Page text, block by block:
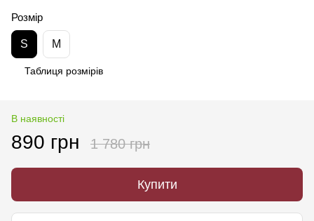
Розмір
S M
Таблиця розмірів
В наявності
890 грн 1 780 грн
Купити